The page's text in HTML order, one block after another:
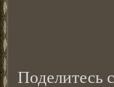
Поделитесь